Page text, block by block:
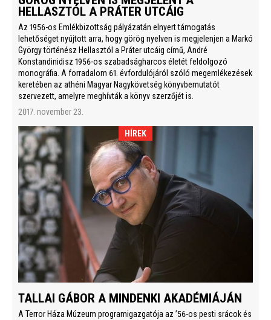
HELLASZTÓL A PRÁTER UTCÁIG
Az 1956-os Emlékbizottság pályázatán elnyert támogatás
lehetőséget nyújtott arra, hogy görög nyelven is megjelenjen a Markó
György történész Hellasztól a Práter utcáig című, André
Konstandinidisz 1956-os szabadságharcos életét feldolgozó
monográfia. A forradalom 61. évfordulójáról szóló megemlékezések
keretében az athéni Magyar Nagykövetség könyvbemutatót
szervezett, amelyre meghívták a könyv szerzőjét is.
2017. november 23.
HÍREK
TALLAI GÁBOR A MINDENKI AKADÉMIÁJÁN
A Terror Háza Múzeum programigazgatója az ’56-os pesti srácok és